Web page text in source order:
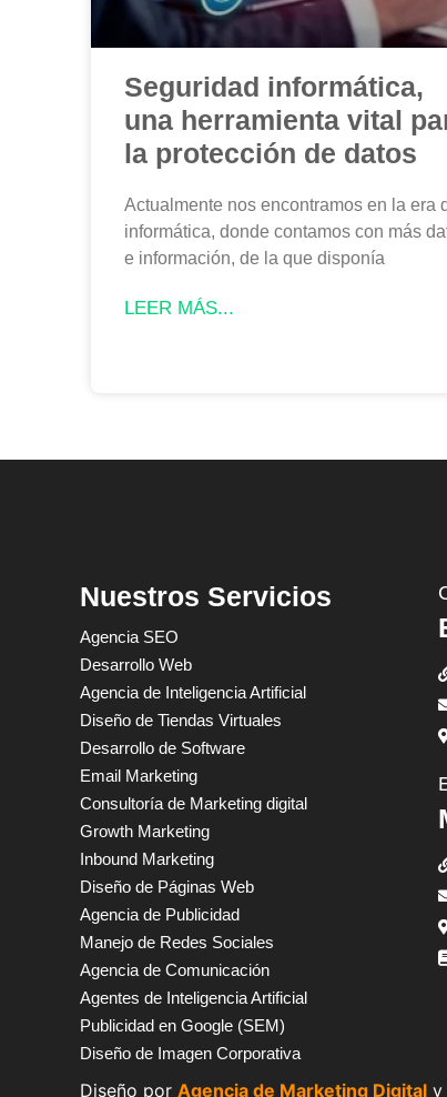
Seguridad informática,
una herramienta vital
la protección de datos
Actualmente nos encontramos en la era
informática, donde contamos con más
e información, de la que disponía
LEER MÁS...
Nuestros Servicios
Agencia SEO
Desarrollo Web
Agencia de Inteligencia Artificial
Diseño de Tiendas Virtuales
Desarrollo de Software
Email Marketing
Consultoría de Marketing digital
Growth Marketing
Inbound Marketing
Diseño de Páginas Web
Agencia de Publicidad
Manejo de Redes Sociales
Agencia de Comunicación
Agentes de Inteligencia Artificial
Publicidad en Google (SEM)
Diseño de Imagen Corporativa
Diseño por Agencia de Marketing Digital y